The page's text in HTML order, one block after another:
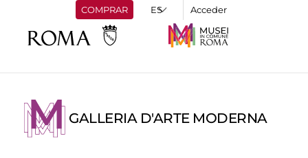
COMPRAR Acceder
GALLERIA D'ARTE MODERNA